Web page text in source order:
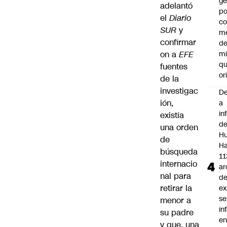
adelantó
el Diario
SUR y
confirmar
on a EFE
fuentes
de la
investigac
ión,
existía
una orden
de
búsqueda
internacio
nal para
retirar la
menor a
su padre
y que, una
a
de
de
en